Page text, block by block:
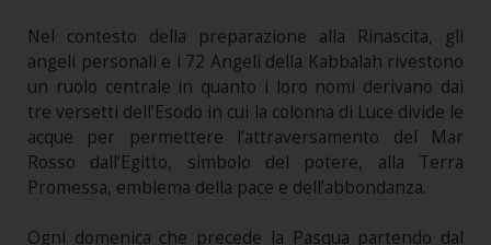
Nel contesto della preparazione alla Rinascita, gli
angeli personali e i 72 Angeli della Kabbalah rivestono
un ruolo centrale in quanto i loro nomi derivano dai
tre versetti dell’Esodo in cui la colonna di Luce divide le
acque per permettere l’attraversamento del Mar
Rosso dall’Egitto, simbolo del potere, alla Terra
Promessa, emblema della pace e dell’abbondanza.
Ogni domenica che precede la Pasqua partendo dal